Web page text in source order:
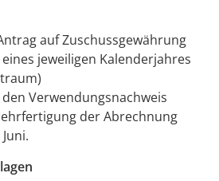
auf Zuschussgewährung
jeweiligen Kalenderjahres
Verwendungsnachweis
der Abrechnung